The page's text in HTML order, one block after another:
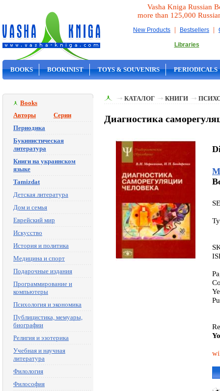
Vasha Kniga Russian
more than 125,000
New Products | Bestsellers |
Libraries
BOOKS BOOKINIST TOYS & SOUVENIRS PERIODICALS
Books
Авторы
Серии
Периодика
Букинистическая
литература
Книги на украинском
языке
Tamizdat
Детская литература
Дом и семья
Еврейский мир
Искусство
История и политика
Медицина и спорт
Подарочные издания
Программирование и
компьютеры
Психология и экономика
Публицистика, мемуары,
биографии
Религия и эзотерика
Учебная и научная
литература
Филология
Философия
КАТАЛОГ КНИГИ
Диагностика